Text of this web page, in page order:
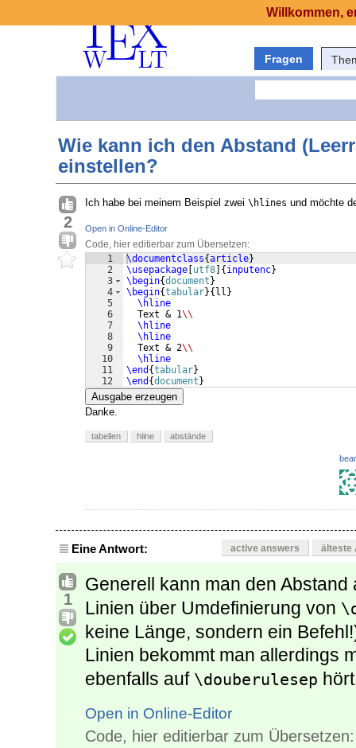
Fragen
Wie kann ich den Abstand
einstellen?
2
Ich habe bei meinem Beispiel zwei \hlines und möchte
Open in Online-Editor
Code, hier editierbar zum Übersetzen:
1
2
3
4
5
6
7
8
9
10
11
12
\documentclass{article}
\usepackage utf8 { inputenc}
\begin{document }
\begin{tabular}{ ll }
\hline
  Text & 1
\\
\hline
\hline
  Text & 2
\\
\hline
\end {tabular}
\end {document }
Ausgabe erzeugen
Danke.
tabellen hline abstände
Eine Antwort: active answers älteste
1
Generell kann man den
Linien über Umdefinierung von
keine Länge, sondern ein
Linien bekommt man allerdings
ebenfalls auf \douberulesep
Open in Online-Editor
Code, hier editierbar zum Übersetzen:
Willkommen,